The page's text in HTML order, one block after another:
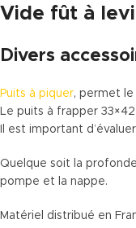
Vide fût à
Divers
Puits à piquer, permet le
Le puits à frapper
Il est important
Quelque soit la
pompe et la nappe.
Matériel distribué en